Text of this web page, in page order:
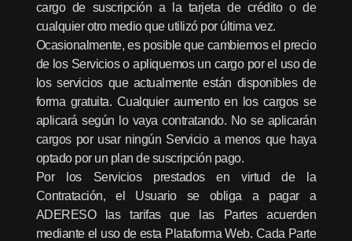
cargo de suscripción a la tarjeta de crédito o de
cualquier otro medio que utilizó por última vez.
Ocasionalmente, es posible que cambiemos el precio
de los Servicios o apliquemos un cargo por el uso de
los servicios que actualmente están disponibles de
forma gratuita. Cualquier aumento en los cargos se
aplicará según lo vaya contratando. No se aplicarán
cargos por usar ningún Servicio a menos que haya
optado por un plan de suscripción pago.
Por los Servicios prestados en virtud de la
Contratación, el Usuario se obliga a pagar a
ADERESO las tarifas que las Partes acuerden
mediante el uso de esta Plataforma Web. Cada Parte